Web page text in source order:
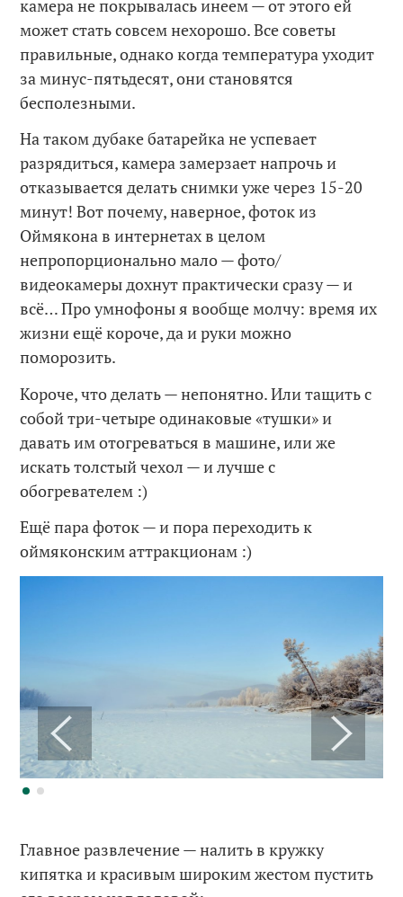
камера не покрывалась инеем — от этого ей
может стать совсем нехорошо. Все советы
правильные, однако когда температура уходит
за минус-пятьдесят, они становятся
бесполезными.
На таком дубаке батарейка не успевает
разрядиться, камера замерзает напрочь и
отказывается делать снимки уже через 15-20
минут! Вот почему, наверное, фоток из
Оймякона в интернетах в целом
непропорционально мало — фото/
видеокамеры дохнут практически сразу — и
всё… Про умнофоны я вообще молчу: время их
жизни ещё короче, да и руки можно
поморозить.
Короче, что делать — непонятно. Или тащить с
собой три-четыре одинаковые «тушки» и
давать им отогреваться в машине, или же
искать толстый чехол — и лучше с
обогревателем :)
Ещё пара фоток — и пора переходить к
оймяконским аттракционам :)
Главное развлечение — налить в кружку
кипятка и красивым широким жестом пустить